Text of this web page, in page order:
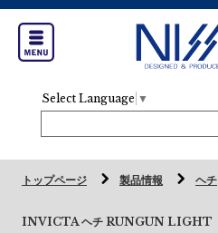
Select Language ▼
トップページ 製品情報 ヘチ
INVICTA ヘチ RUNGUN LIGHT